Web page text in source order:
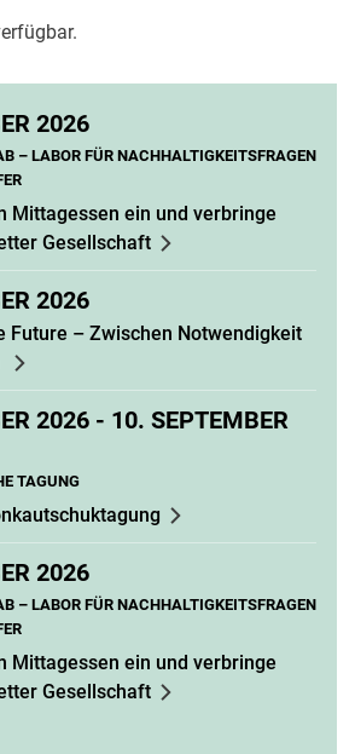
2026
– LABOR FÜR NACHHALTIGKEITSFRAGEN
Mittagessen ein und verbringe
Gesellschaft
2026
Future – Zwischen Notwendigkeit
2026 - 10. SEPTEMBER
TAGUNG
2026
– LABOR FÜR NACHHALTIGKEITSFRAGEN
Mittagessen ein und verbringe
Gesellschaft